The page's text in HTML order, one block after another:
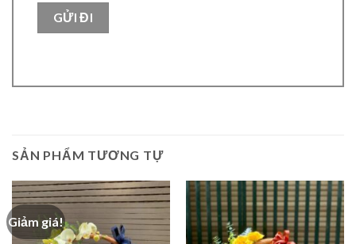
SẢN PHẨM TƯƠNG TỰ
Giảm giá!